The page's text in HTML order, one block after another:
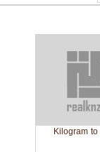
الكيلو كم توله Kilogram to